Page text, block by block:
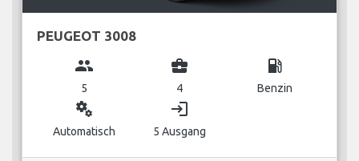
PEUGEOT 3008
group
5
business_center
4
local_gas_station
Benzin
miscellaneous_services
Automatisch
login
5 Ausgang